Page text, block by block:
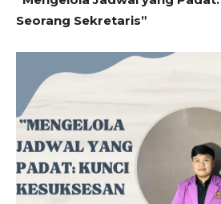
Seorang Sekretaris”